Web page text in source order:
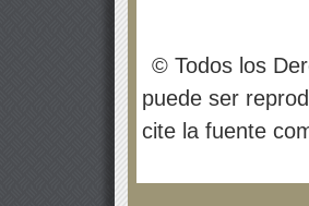
© Todos los
puede ser
cite la fuente